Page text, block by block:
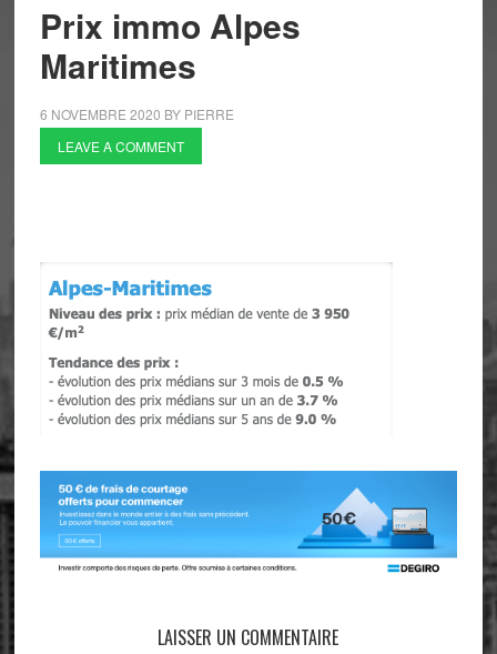
Prix immo Alpes
Maritimes
6 NOVEMBRE 2020 BY PIERRE
LEAVE A COMMENT
LAISSER UN COMMENTAIRE